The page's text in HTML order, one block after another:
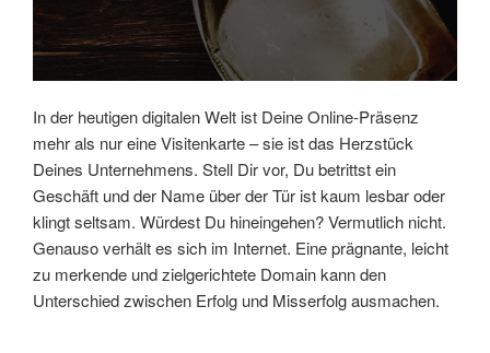
In der heutigen digitalen Welt ist Deine Online-Präsenz
mehr als nur eine Visitenkarte – sie ist das Herzstück
Deines Unternehmens. Stell Dir vor, Du betrittst ein
Geschäft und der Name über der Tür ist kaum lesbar oder
klingt seltsam. Würdest Du hineingehen? Vermutlich nicht.
Genauso verhält es sich im Internet. Eine prägnante, leicht
zu merkende und zielgerichtete Domain kann den
Unterschied zwischen Erfolg und Misserfolg ausmachen.